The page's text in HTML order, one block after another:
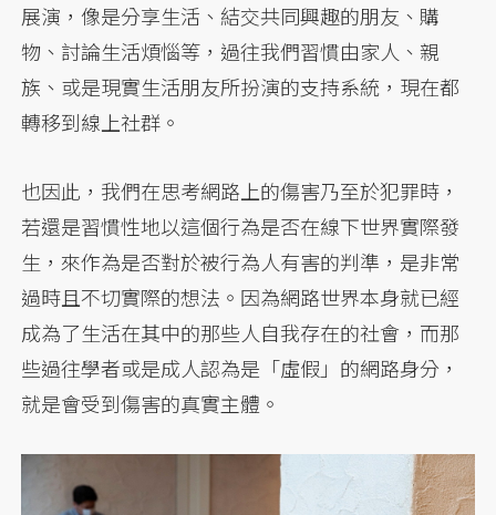
展演，像是分享生活、結交共同興趣的朋友、購
物、討論生活煩惱等，過往我們習慣由家人、親
族、或是現實生活朋友所扮演的支持系統，現在都
轉移到線上社群。
也因此，我們在思考網路上的傷害乃至於犯罪時，
若還是習慣性地以這個行為是否在線下世界實際發
生，來作為是否對於被行為人有害的判準，是非常
過時且不切實際的想法。因為網路世界本身就已經
成為了生活在其中的那些人自我存在的社會，而那
些過往學者或是成人認為是「虛假」的網路身分，
就是會受到傷害的真實主體。